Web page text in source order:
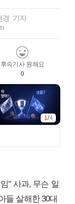
경 기자
후속기사 원해요
0
1/4
" 사과, 무슨 일
들 살해한 30대